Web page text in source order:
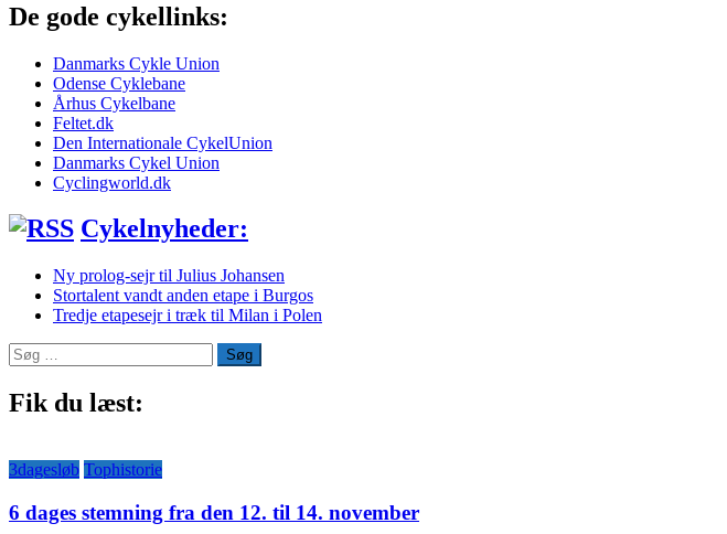
De gode cykellinks:
Danmarks Cykle Union
Odense Cyklebane
Århus Cykelbane
Feltet.dk
Den Internationale CykelUnion
Danmarks Cykel Union
Cyclingworld.dk
Cykelnyheder:
Ny prolog-sejr til Julius Johansen
Stortalent vandt anden etape i Burgos
Tredje etapesejr i træk til Milan i Polen
Søg
efter:
Fik du læst:
3dagesløb Tophistorie
6 dages stemning fra den 12. til 14. november